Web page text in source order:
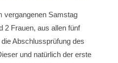
vergangenen Samstag
2 Frauen, aus allen fünf
Abschlussprüfung des
und natürlich der erste